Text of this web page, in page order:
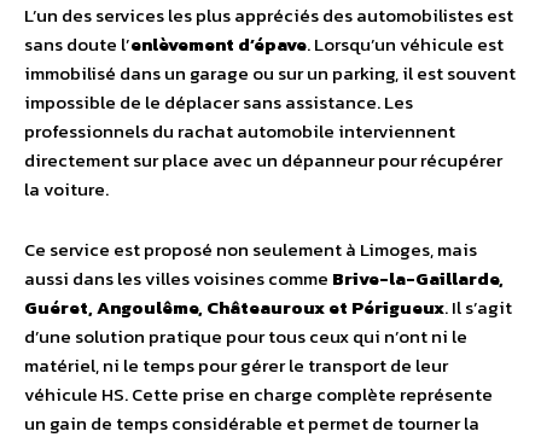
L’un des services les plus appréciés des automobilistes est
sans doute l’enlèvement d’épave. Lorsqu’un véhicule est
immobilisé dans un garage ou sur un parking, il est souvent
impossible de le déplacer sans assistance. Les
professionnels du rachat automobile interviennent
directement sur place avec un dépanneur pour récupérer
la voiture.
Ce service est proposé non seulement à Limoges, mais
aussi dans les villes voisines comme Brive-la-Gaillarde,
Guéret, Angoulême, Châteauroux et Périgueux. Il s’agit
d’une solution pratique pour tous ceux qui n’ont ni le
matériel, ni le temps pour gérer le transport de leur
véhicule HS. Cette prise en charge complète représente
un gain de temps considérable et permet de tourner la